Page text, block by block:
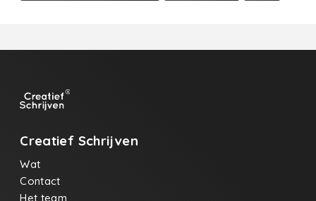
Creatief Schrijven
Wat
Contact
Het team